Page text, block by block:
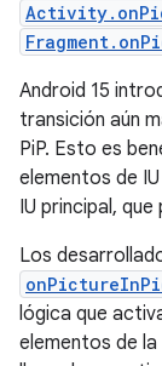
Android 15
transición aún
PiP. Esto es
elementos de
IU principal, que
Los
lógica que
elementos de